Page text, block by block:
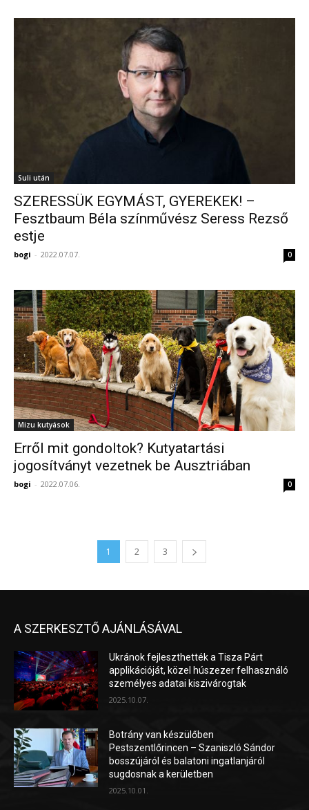
Suli után
SZERESSÜK EGYMÁST, GYEREKEK! –
Fesztbaum Béla színművész Seress Rezső
estje
bogi - 2022.07.07. 0
Mizu kutyások
Erről mit gondoltok? Kutyatartási
jogosítványt vezetnek be Ausztriában
bogi - 2022.07.06. 0
1 2 3
A SZERKESZTŐ AJÁNLÁSÁVAL
Ukránok fejleszthették a Tisza Párt
applikációját, közel húszezer felhasználó
személyes adatai kiszivárogtak
2025.10.07.
Botrány van készülőben
Pestszentlőrincen – Szaniszló Sándor
bosszújáról és balatoni ingatlanjáról
sugdosnak a kerületben
2025.10.01.